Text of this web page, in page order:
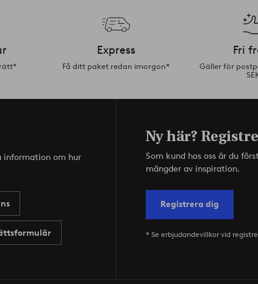
Express
Få ditt paket redan imorgon*
Fri
Gäller för
information om hur
Ny här?
Som kund hos oss är du
mängder av inspiration.
Registrera dig
* Se erbjudandevillkor vid